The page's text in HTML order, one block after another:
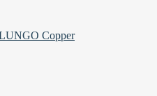
Copper